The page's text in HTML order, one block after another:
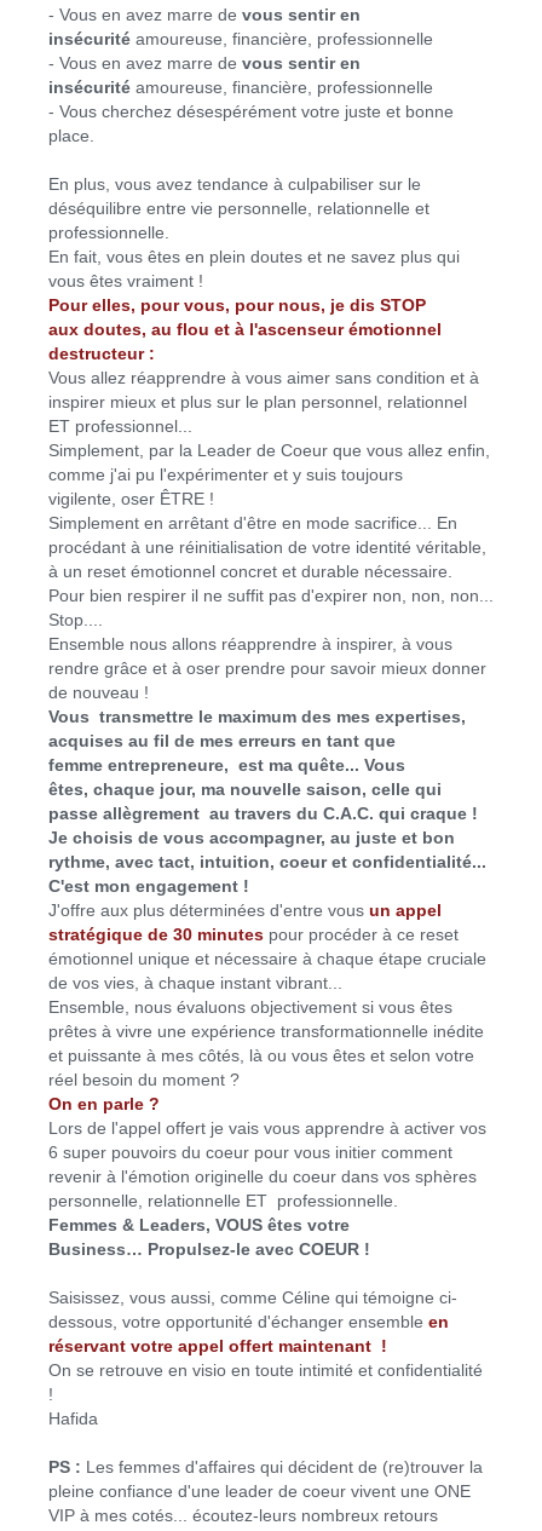
- Vous en avez marre de vous sentir en
insécurité amoureuse, financière, professionnelle
- Vous en avez marre de vous sentir en
insécurité amoureuse, financière, professionnelle
- Vous cherchez désespérément votre juste et bonne
place.
En plus, vous avez tendance à culpabiliser sur le
déséquilibre entre vie personnelle, relationnelle et
professionnelle.
En fait, vous êtes en plein doutes et ne savez plus qui
vous êtes vraiment !
Pour elles, pour vous, pour nous, je dis STOP
aux doutes, au flou et à l'ascenseur émotionnel
destructeur :
Vous allez réapprendre à vous aimer sans condition et à
inspirer mieux et plus sur le plan personnel, relationnel
ET professionnel...
Simplement, par la Leader de Coeur que vous allez enfin,
comme j'ai pu l'expérimenter et y suis toujours
vigilente, oser ÊTRE !
Simplement en arrêtant d'être en mode sacrifice... En
procédant à une réinitialisation de votre identité véritable,
à un reset émotionnel concret et durable nécessaire.
Pour bien respirer il ne suffit pas d'expirer non, non, non...
Stop....
Ensemble nous allons réapprendre à inspirer, à vous
rendre grâce et à oser prendre pour savoir mieux donner
de nouveau !
Vous transmettre le maximum des mes expertises,
acquises au fil de mes erreurs en tant que
femme entrepreneure, est ma quête... Vous
êtes, chaque jour, ma nouvelle saison, celle qui
passe allègrement au travers du C.A.C. qui craque !
Je choisis de vous accompagner, au juste et bon
rythme, avec tact, intuition, coeur et confidentialité...
C'est mon engagement !
J'offre aux plus déterminées d'entre vous un appel
stratégique de 30 minutes pour procéder à ce reset
émotionnel unique et nécessaire à chaque étape cruciale
de vos vies, à chaque instant vibrant...
Ensemble, nous évaluons objectivement si vous êtes
prêtes à vivre une expérience transformationnelle inédite
et puissante à mes côtés, là ou vous êtes et selon votre
réel besoin du moment ?
On en parle ?
Lors de l'appel offert je vais vous apprendre à activer vos
6 super pouvoirs du coeur pour vous initier comment
revenir à l'émotion originelle du coeur dans vos sphères
personnelle, relationnelle ET professionnelle.
Femmes & Leaders, VOUS êtes votre
Business… Propulsez-le avec COEUR !
Saisissez, vous aussi, comme Céline qui témoigne ci-
dessous, votre opportunité d'échanger ensemble en
réservant votre appel offert maintenant !
On se retrouve en visio en toute intimité et confidentialité
!
Hafida
PS : Les femmes d'affaires qui décident de (re)trouver la
pleine confiance d'une leader de coeur vivent une ONE
VIP à mes cotés... écoutez-leurs nombreux retours